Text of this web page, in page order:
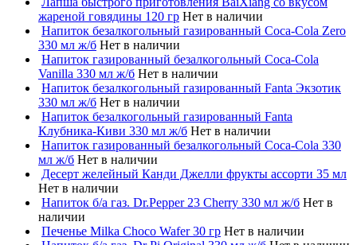
жареной говядины 120 гр Нет в наличии
Напиток безалкогольный газированный Coca-Cola Zero
330 мл ж/б Нет в наличии
Напиток газированный безалкогольный Coca-Cola
Vanilla 330 мл ж/б Нет в наличии
Напиток безалкогольный газированный Fanta Экзотик
330 мл ж/б Нет в наличии
Напиток безалкогольный газированный Fanta
Клубника-Киви 330 мл ж/б Нет в наличии
Напиток газированный безалкогольный Coca-Cola 330
мл ж/б Нет в наличии
Десерт желейный Канди Джелли фрукты ассорти 35 мл
Нет в наличии
Напиток б/а газ. Dr.Pepper 23 Cherry 330 мл ж/б Нет в
наличии
Печенье Milka Choco Wafer 30 гр Нет в наличии